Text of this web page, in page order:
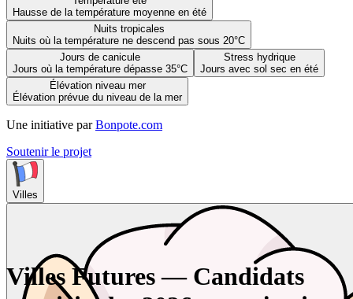
Hausse de la température moyenne en été
Nuits tropicales
Nuits où la température ne descend pas sous 20°C
Jours de canicule
Jours où la température dépasse 35°C
Stress hydrique
Jours avec sol sec en été
Élévation niveau mer
Élévation prévue du niveau de la mer
Une initiative par Bonpote.com
Soutenir le projet
Villes
Villes Futures — Candidats